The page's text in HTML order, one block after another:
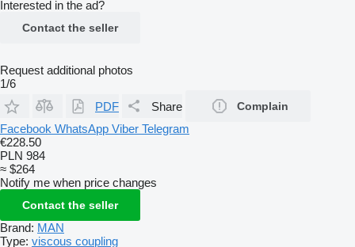
Interested in the ad?
Contact the seller
Request additional photos
1/6
PDF
Share Complain
Facebook WhatsApp Viber Telegram
€228.50
PLN 984
≈ $264
Notify me when price changes
Contact the seller
Brand: MAN
Type: viscous coupling